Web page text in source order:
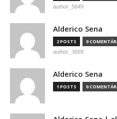
author_5649
Alderico Sena
2 POSTS 0
author_3669
Alderico Sena
1 POSTS 0